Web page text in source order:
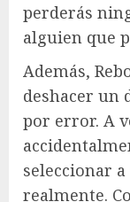
perderás
alguien que
Además,
deshacer un
por error. A
seleccionar
realmente.